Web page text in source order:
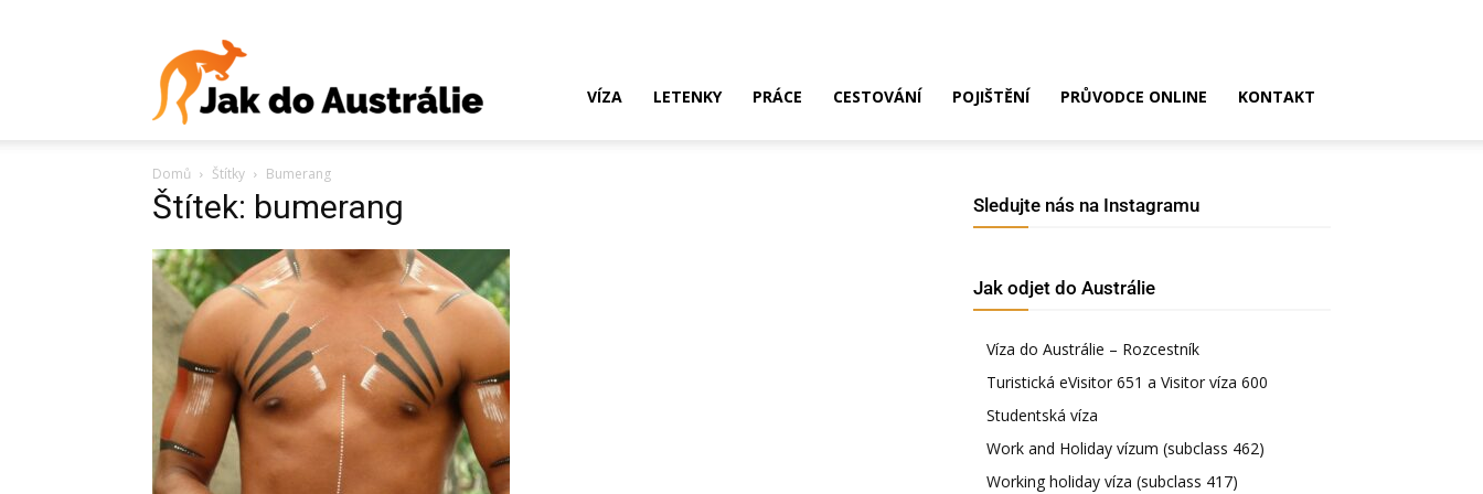
Austrálie?
Víza,
VÍZA LETENKY PRÁCE CESTOVÁNÍ POJIŠTĚNÍ PRŮVODCE ONLINE KONTAKT
Domů Štítky Bumerang
Štítek: bumerang Sledujte nás na Instagramu
Jak odjet do Austrálie
Víza do Austrálie – Rozcestník
Turistická eVisitor 651 a Visitor víza 600
Studentská víza
Work and Holiday vízum (subclass 462)
Working holiday víza (subclass 417)